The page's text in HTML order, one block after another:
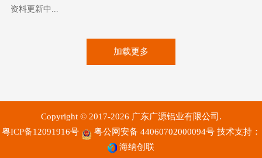
资料更新中...
加载更多
Copyright © 2017-2026 广东广源铝业有限公司.
粤ICP备12091916号
粤公网安备 44060702000094号 技术支持：
海纳创联